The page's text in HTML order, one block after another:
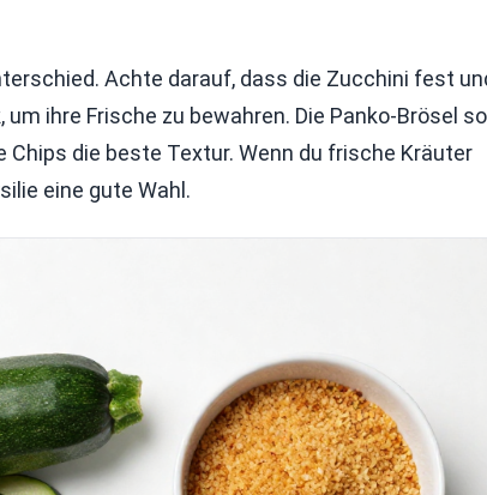
Achte darauf, dass die Zucchini fest
ihre Frische zu bewahren. Die Panko-Brösel
Chips die beste Textur. Wenn du frische Kräuter
eine gute Wahl.